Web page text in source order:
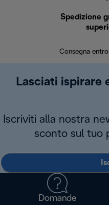
Spedizione
Consegna
Lasciati ispirare
Iscriviti alla nostra
sconto sul tuo
Domande